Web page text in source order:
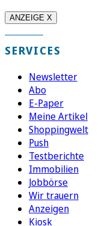
ANZEIGE X
SERVICES
Newsletter
Abo
E-Paper
Meine Artikel
Shoppingwelt
Push
Testberichte
Immobilien
Jobbörse
Wir trauern
Anzeigen
Kiosk